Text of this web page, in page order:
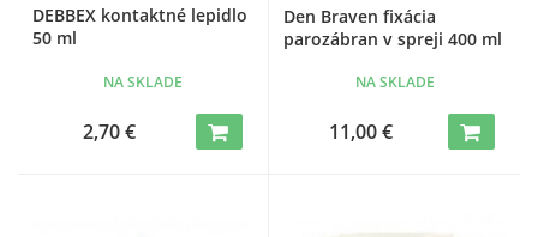
DEBBEX kontaktné lepidlo
50 ml
NA SKLADE
2,70 €
Den Braven fixácia
parozábran v spreji 400 ml
NA SKLADE
11,00 €